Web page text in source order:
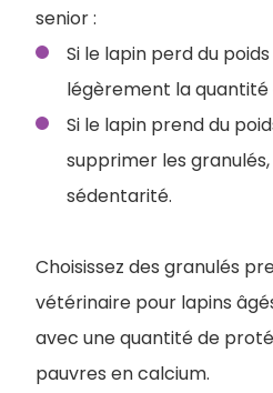
senior :
Si le lapin perd du
légèrement la quantité
Si le lapin prend du
supprimer les
sédentarité.
Choisissez des granulés
vétérinaire pour lapins
avec une quantité de
pauvres en calcium.